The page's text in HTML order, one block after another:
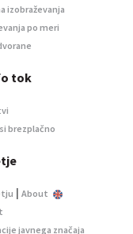
izobraževanja
po meri
tok
brezplačno
| About
javnega značaja